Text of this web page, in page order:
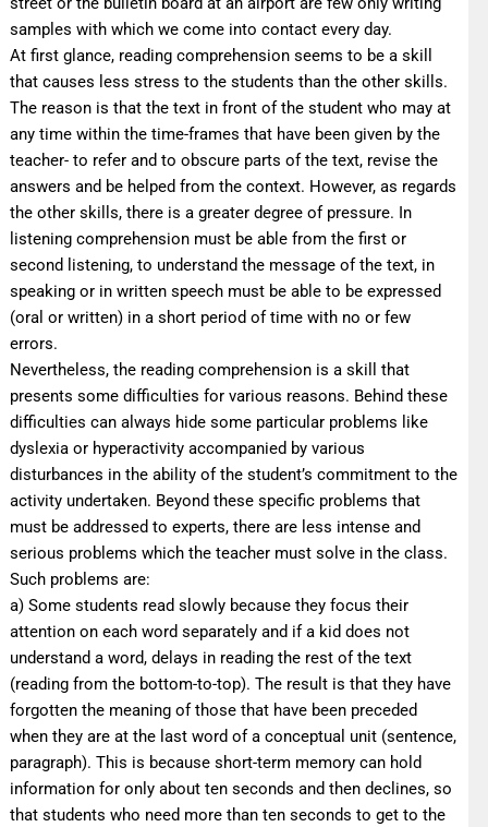
samples with which we come into contact every day.
At first glance, reading comprehension seems to be a skill
that causes less stress to the students than the other skills.
The reason is that the text in front of the student who may at
any time within the time-frames that have been given by the
teacher- to refer and to obscure parts of the text, revise the
answers and be helped from the context. However, as regards
the other skills, there is a greater degree of pressure. In
listening comprehension must be able from the first or
second listening, to understand the message of the text, in
speaking or in written speech must be able to be expressed
(oral or written) in a short period of time with no or few
errors.
Nevertheless, the reading comprehension is a skill that
presents some difficulties for various reasons. Behind these
difficulties can always hide some particular problems like
dyslexia or hyperactivity accompanied by various
disturbances in the ability of the student’s commitment to the
activity undertaken. Beyond these specific problems that
must be addressed to experts, there are less intense and
serious problems which the teacher must solve in the class.
Such problems are:
a) Some students read slowly because they focus their
attention on each word separately and if a kid does not
understand a word, delays in reading the rest of the text
(reading from the bottom-to-top). The result is that they have
forgotten the meaning of those that have been preceded
when they are at the last word of a conceptual unit (sentence,
paragraph). This is because short-term memory can hold
information for only about ten seconds and then declines, so
that students who need more than ten seconds to get to the